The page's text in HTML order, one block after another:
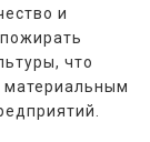
и
что